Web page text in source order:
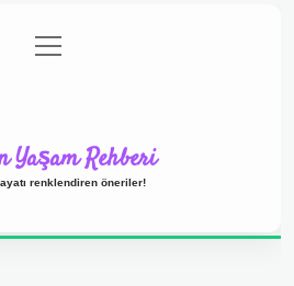
Politikası
menüyü
aç
Yaşam Rehberi
renklendiren öneriler!